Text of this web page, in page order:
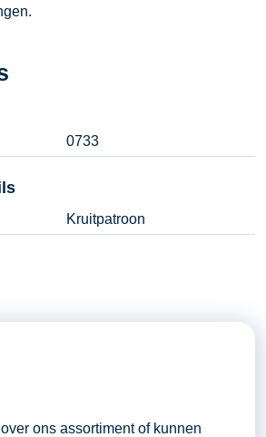
0733
Kruitpatroon
ons assortiment of kunnen